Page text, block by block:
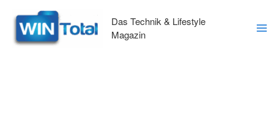
Inhalt
springen
Das Technik & Lifestyle
Magazin